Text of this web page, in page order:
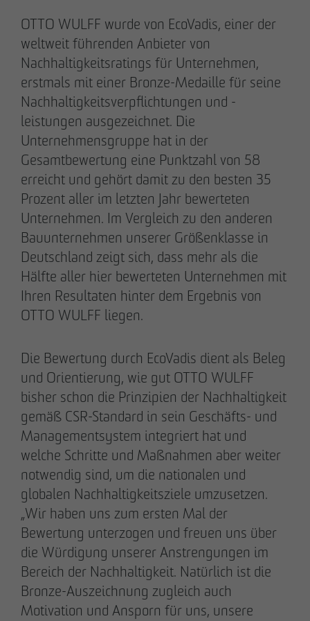
OTTO WULFF wurde von EcoVadis, einer der
weltweit führenden Anbieter von
Nachhaltigkeitsratings für Unternehmen,
erstmals mit einer Bronze-Medaille für seine
Nachhaltigkeitsverpflichtungen und -
leistungen ausgezeichnet. Die
Unternehmensgruppe hat in der
Gesamtbewertung eine Punktzahl von 58
erreicht und gehört damit zu den besten 35
Prozent aller im letzten Jahr bewerteten
Unternehmen. Im Vergleich zu den anderen
Bauunternehmen unserer Größenklasse in
Deutschland zeigt sich, dass mehr als die
Hälfte aller hier bewerteten Unternehmen mit
Ihren Resultaten hinter dem Ergebnis von
OTTO WULFF liegen.​​
Die Bewertung durch EcoVadis dient als Beleg
und Orientierung, wie gut OTTO WULFF
bisher schon die Prinzipien der Nachhaltigkeit
gemäß CSR-Standard in sein Geschäfts- und
Managementsystem integriert hat und
welche Schritte und Maßnahmen aber weiter
notwendig sind, um die nationalen und
globalen Nachhaltigkeitsziele umzusetzen.​​
„Wir haben uns zum ersten Mal der
Bewertung unterzogen und freuen uns über
die Würdigung unserer Anstrengungen im
Bereich der Nachhaltigkeit. Natürlich ist die
Bronze-Auszeichnung zugleich auch
Motivation und Ansporn für uns, unsere
Downloads
Impressum
Datenschutz
Barrierefreiheitserklärung
28.05.2026
Urbanes Wohnen in Lindenau: Spatenstich für
neue Eigentumswohnungen im Leipziger
Westen
28.05.2026
Berlin-Pankow: OTTO WULFF feiert
Spatenstich für erstes Wohnprojekt in
Holzhybridbauweise